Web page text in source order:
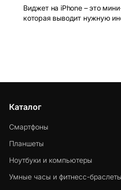
Виджет на iPhone – это
которая выводит нужную
Каталог
Смартфоны
Планшеты
Ноутбуки и компьютеры
Умные часы и фитнесс-браслеты